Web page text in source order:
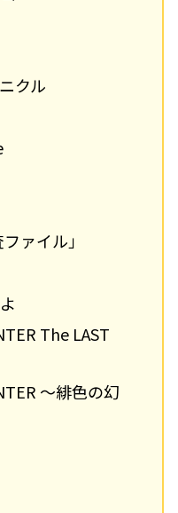
クル
ァイル」
The LAST
～緋色の幻